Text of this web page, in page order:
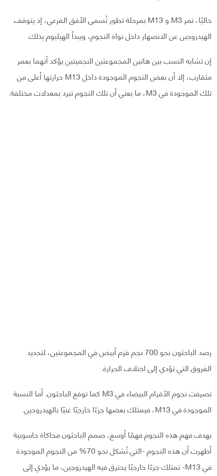
حاليًا، تمر M3 و M13 بمرحلة تطور تُسمى الأفق الفرعي، إذ يتوقف
الهيدروجين عن الانصهار داخل نواة النجوم، ويبدأ الهيليوم بذلك.
إن تشابه النسب بين هاتين المجموعتين النجميتين يؤكد أنهما بعمر
متقارب، إلا أن بعض النجوم الموجودة داخل M13 حرارتها أعلى من
تلك الموجودة في M3، ما يعني أن تلك النجوم تبرد بمعدلات مختلفة.
رصد الباحثون نحو 700 نجم قزم أبيض في المجموعتين، لتحديد
الفروق التي تؤدي إلى اختلاف الحرارة.
تصرفت نجوم الأقزام البيضاء في M3 كما توقع الباحثون. أما النسبة
الموجودة في M13، فيمتلك بعضها جزءًا خارجيًا غنيًا بالهيدروجين.
بهدف فهم هذه النجوم فهمًا أوسع، صمم الباحثون محاكاة حاسوبية
أظهرت أن هذه النجوم -التي تُشكل نحو 70% من النجوم الموجودة
في M13- تمتلك جزءًا خارجيًا يحترق فيه الهيدروجين، ما يؤدي إلى